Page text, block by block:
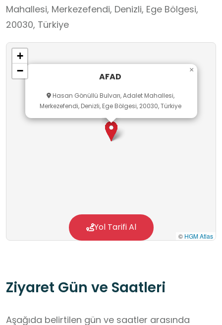
Mahallesi, Merkezefendi, Denizli, Ege Bölgesi,
20030, Türkiye
AFAD
Hasan Gönüllü Bulvarı, Adalet Mahallesi,
Merkezefendi, Denizli, Ege Bölgesi, 20030, Türkiye
×
+
−
© HGM Atlas
Yol Tarifi Al
Ziyaret Gün ve Saatleri
Aşağıda belirtilen gün ve saatler arasında